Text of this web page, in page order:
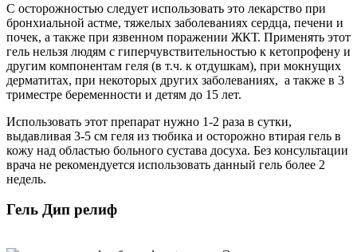
С осторожностью следует использовать это лекарство при
бронхиальной астме, тяжелых заболеваниях сердца, печени и
почек, а также при язвенном поражении ЖКТ. Применять этот
гель нельзя людям с гиперчувствительностью к кетопрофену и
другим компонентам геля (в т.ч. к отдушкам), при мокнущих
дерматитах, при некоторых других заболеваниях, а также в 3
триместре беременности и детям до 15 лет.
Использовать этот препарат нужно 1-2 раза в сутки,
выдавливая 3-5 см геля из тюбика и осторожно втирая гель в
кожу над областью больного сустава досуха. Без консультации
врача не рекомендуется использовать данный гель более 2
недель.
Гель Дип релиф